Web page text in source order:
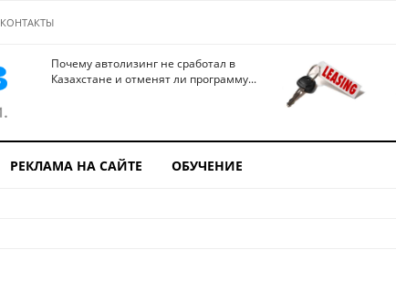
КОНТАКТЫ
Почему автолизинг не сработал в
Казахстане и отменят ли программу...
РЕКЛАМА НА САЙТЕ ОБУЧЕНИЕ